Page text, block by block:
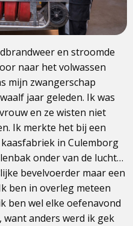
en stroomde
naar het volwassen
mijn zwangerschap
jaar geleden. Ik was
en ze wisten niet
Ik merkte het bij een
in Culemborg
onder van de lucht…
bevelvoerder maar een
ben in overleg meteen
ben wel elke oefenavond
want anders werd ik gek